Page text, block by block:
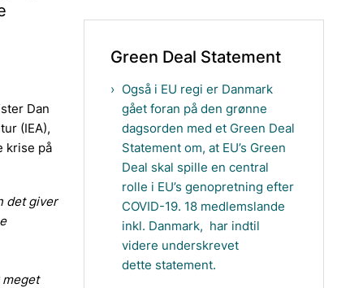
Dan
(IEA),
krise på
det giver
Green Deal Statement
Også i EU regi er Danmark
gået foran på den grønne
dagsorden med et Green Deal
Statement om, at EU’s Green
Deal skal spille en central
rolle i EU’s genopretning efter
COVID-19. 18 medlemslande
inkl. Danmark, har indtil
videre underskrevet
dette statement.